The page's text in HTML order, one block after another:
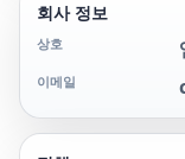
회사 정보
상호
이메일